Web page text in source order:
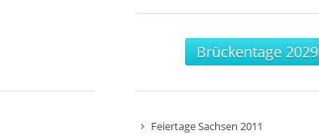
Brückentage 2029
Feiertage Sachsen 2011